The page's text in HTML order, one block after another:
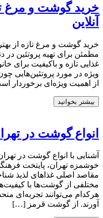
خرید گوشت و مرغ
آنلاین
خرید گوشت و مرغ تازه از
مطمئن برای تهیه پروتئین در
غذایی تازه و باکیفیت برای
ویژه در مورد پروتئین‌هایی
از اهمیت ویژه‌ای برخوردار
بیشتر بخوانید
انواع گوشت در
آشنایی با انواع گوشت در
خوشمزه تهران، پایتخت
مقاصد اصلی غذاهای لذیذ
مختلفی از گوشت‌ها با
هرکدام می‌توانند تجربه‌ای
آورند. از گوشت قرمز […]